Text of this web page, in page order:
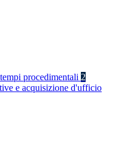
procedimentali 2
e acquisizione d'ufficio